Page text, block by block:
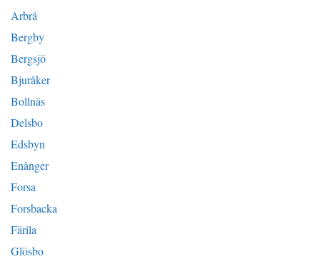
Arbrå
Bergby
Bergsjö
Bjuråker
Bollnäs
Delsbo
Edsbyn
Enånger
Forsa
Forsbacka
Färila
Glösbo